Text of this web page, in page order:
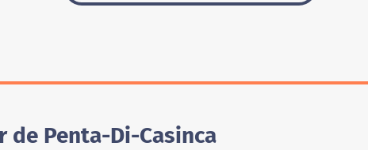
de Penta-Di-Casinca